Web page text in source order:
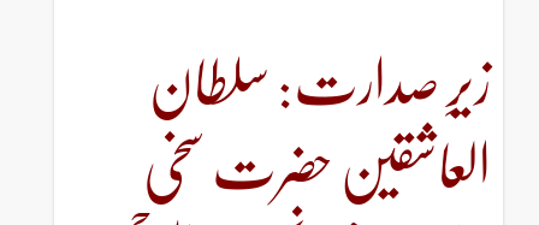
زیرِ صدارت: سلطان
العاشقین حضرت سخی